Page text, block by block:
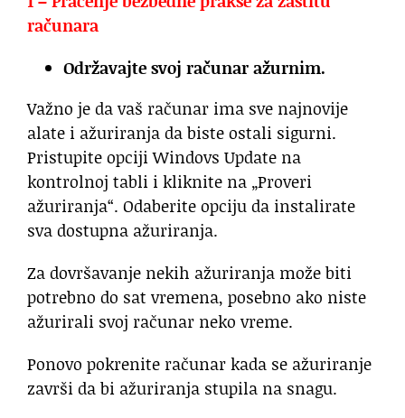
računara
Održavajte svoj računar ažurnim.
Važno je da vaš računar ima sve najnovije
alate i ažuriranja da biste ostali sigurni.
Pristupite opciji Windovs Update na
kontrolnoj tabli i kliknite na „Proveri
ažuriranja“. Odaberite opciju da instalirate
sva dostupna ažuriranja.
Za dovršavanje nekih ažuriranja može biti
potrebno do sat vremena, posebno ako niste
ažurirali svoj računar neko vreme.
Ponovo pokrenite računar kada se ažuriranje
završi da bi ažuriranja stupila na snagu.